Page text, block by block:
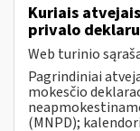
Kuriais
privalo
Web turinio
Pagrindiniai
mokesčio
(MNPD);